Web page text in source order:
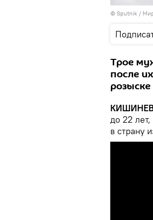
© Sputnik /
Трое
после
до 22
в страну